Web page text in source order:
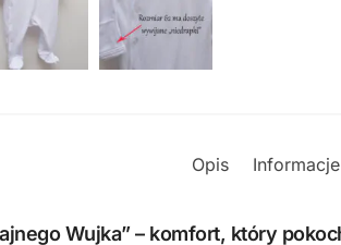
Opis
Wujka” – komfort, który